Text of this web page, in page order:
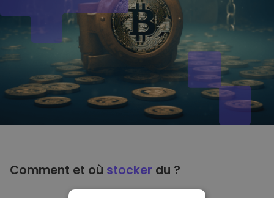
Comment et où stocker du ?